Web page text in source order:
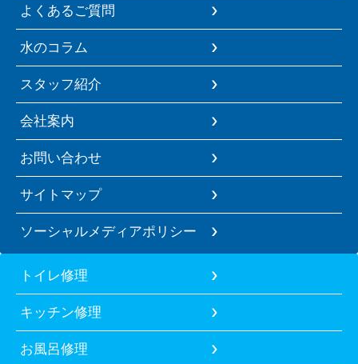
よくあるご質問
水のコラム
スタッフ紹介
会社案内
お問い合わせ
サイトマップ
ソーシャルメディアポリシー
トイレ修理
キッチン修理
お風呂修理